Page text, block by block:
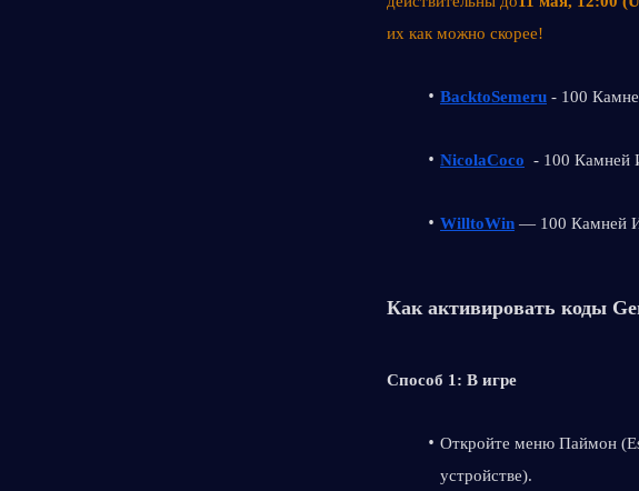
их как можно скорее!
BacktoSemeru - 100
NicolaCoco - 100 Камней
WilltoWin — 100 Камней
Как активировать коды
Способ 1: В игре
Откройте меню Паймон
устройстве).